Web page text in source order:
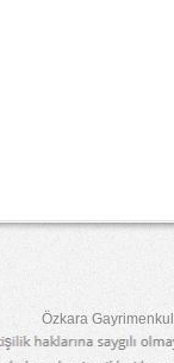
Özkara